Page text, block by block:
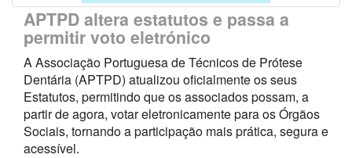
APTPD altera estatutos e passa a
permitir voto eletrónico
A Associação Portuguesa de Técnicos de Prótese
Dentária (APTPD) atualizou oficialmente os seus
Estatutos, permitindo que os associados possam, a
partir de agora, votar eletronicamente para os Órgãos
Sociais, tornando a participação mais prática, segura e
acessível.